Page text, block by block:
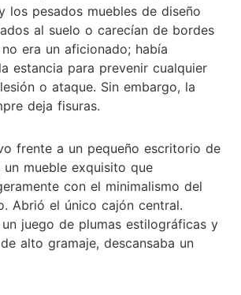
los pesados muebles de diseño
al suelo o carecían de bordes
era un aficionado; había
estancia para prevenir cualquier
o ataque. Sin embargo, la
deja fisuras.
frente a un pequeño escritorio de
un mueble exquisito que
con el minimalismo del
Abrió el único cajón central.
juego de plumas estilográficas y
alto gramaje, descansaba un